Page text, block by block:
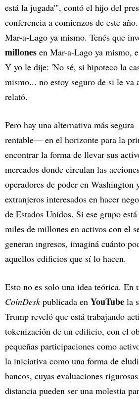
está la jugada'", contó el hijo del
conferencia a comienzos de este
Mar-a-Lago ya mismo. Tenés que
millones en Mar-a-Lago ya mismo,
Y yo le dije: 'No sé, si hipoteco la
mismo... no estoy seguro de si le va
relató.
Pero hay una alternativa más
rentable— en el horizonte para la
encontrar la forma de llevar sus
mercados donde circulan las
operadores de poder en
extranjeros interesados en hacer
de Estados Unidos. Si ese grupo
miles de millones en activos con el
generan ingresos, imaginá cuánto
aquellos edificios que sí lo hacen.
Esto no es solo una idea teórica. En
CoinDeskpublicada en YouTube la
Trump reveló que está trabajando
tokenización de un edificio, con el
pequeñas participaciones como
la iniciativa como una forma de
bancos, cuyas evaluaciones
distancia pueden ser una molestia